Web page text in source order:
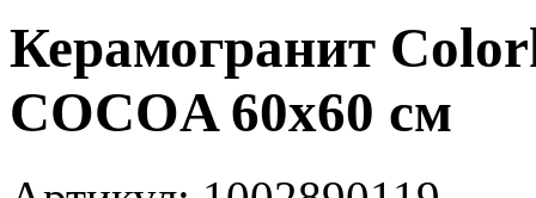
Керамогранит
COCOA 60x60 см